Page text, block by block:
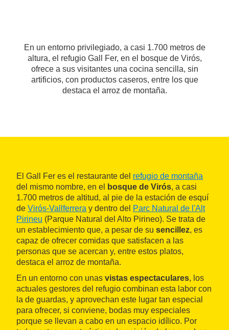
En un entorno privilegiado, a casi 1.700 metros de
altura, el refugio Gall Fer, en el bosque de Virós,
ofrece a sus visitantes una cocina sencilla, sin
artificios, con productos caseros, entre los que
destaca el arroz de montaña.
El Gall Fer es el restaurante del refugio de montaña
del mismo nombre, en el
bosque de Virós, a casi
1.700 metros de altitud, al pie de la estación de esquí
de Virós-Vallferrera y dentro del Parc Natural de l'Alt
Pirineu (Parque Natural del Alto Pirineo). Se trata de
un establecimiento que, a pesar de su sencillez, es
capaz de ofrecer comidas que satisfacen a las
personas que se acercan y, entre estos platos,
destaca el arroz de montaña.
En un entorno con unas vistas espectaculares, los
actuales gestores del refugio combinan esta labor con
la de guardas, y aprovechan este lugar tan especial
para ofrecer, si conviene, bodas muy especiales
porque se llevan a cabo en un espacio idílico. Por